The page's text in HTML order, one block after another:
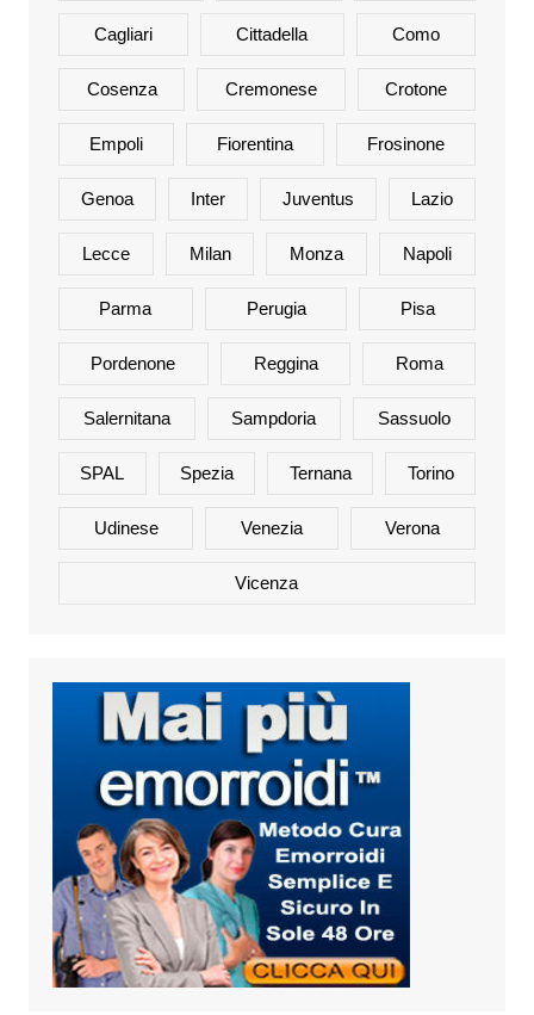
Cagliari Cittadella Como
Cosenza Cremonese Crotone
Empoli Fiorentina Frosinone
Genoa Inter Juventus Lazio
Lecce Milan Monza Napoli
Parma Perugia Pisa
Pordenone Reggina Roma
Salernitana Sampdoria Sassuolo
SPAL Spezia Ternana Torino
Udinese Venezia Verona
Vicenza